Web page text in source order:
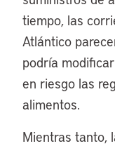
tiempo, las
Atlántico
podría
en riesgo las
alimentos.
Mientras tanto,